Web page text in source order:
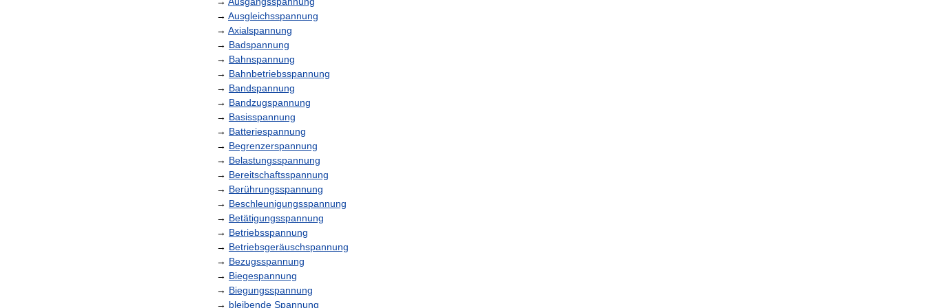
→ Ausgleichsspannung
→ Axialspannung
→ Badspannung
→ Bahnspannung
→ Bahnbetriebsspannung
→ Bandspannung
→ Bandzugspannung
→ Basisspannung
→ Batteriespannung
→ Begrenzerspannung
→ Belastungsspannung
→ Bereitschaftsspannung
→ Berührungsspannung
→ Beschleunigungsspannung
→ Betätigungsspannung
→ Betriebsspannung
→ Betriebsgeräuschspannung
→ Bezugsspannung
→ Biegespannung
→ Biegungsspannung
→ bleibende Spannung